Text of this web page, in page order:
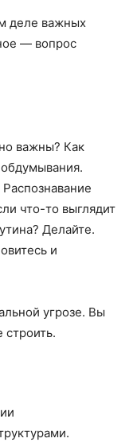
деле важных
— вопрос
важны? Как
что-то выглядит
Делайте.
и
угрозе. Вы
строить.